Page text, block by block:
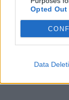
Opted Out
Data
κατέχει τη
εργασίας για
πλαισίου με